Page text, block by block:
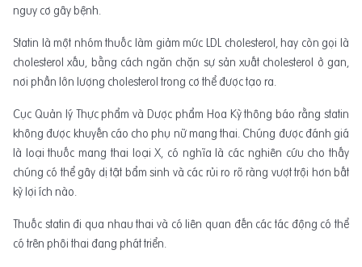
nguy cơ gây bệnh.
Statin là một nhóm thuốc làm giảm mức LDL cholesterol, hay còn gọi là
cholesterol xấu, bằng cách ngăn chặn sự sản xuất cholesterol ở gan,
nơi phần lớn lượng cholesterol trong cơ thể được tạo ra.
Cục Quản lý Thực phẩm và Dược phẩm Hoa Kỳ thông báo rằng statin
không được khuyến cáo cho phụ nữ mang thai. Chúng được đánh giá
là loại thuốc mang thai loại X, có nghĩa là các nghiên cứu cho thấy
chúng có thể gây dị tật bẩm sinh và các rủi ro rõ ràng vượt trội hơn bất
kỳ lợi ích nào.
Thuốc statin đi qua nhau thai và có liên quan đến các tác động có thể
có trên phôi thai đang phát triển.